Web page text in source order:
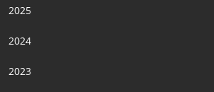
2025
2024
2023